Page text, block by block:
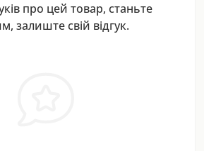
про цей товар, станьте
залиште свій відгук.